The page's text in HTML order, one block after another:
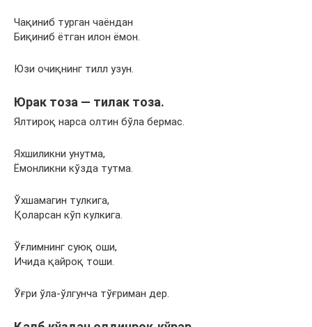
Чақиниб турган чаёндан
Биқиниб ётган илон ёмон.
Юзи очиқнинг тилл узун.
Юрак тоза — тилак тоза.
Ялтироқ нарса олтин бўла бермас.
Яхшиликни унутма,
Ёмонликни кўзда тутма.
Ўхшамагин тулкига,
Қоларсан кўп кулкига.
Ўғлимнинг суюқ оши,
Ичида қайроқ тоши.
Ўғри ўла-ўлгунча тўғриман дер.